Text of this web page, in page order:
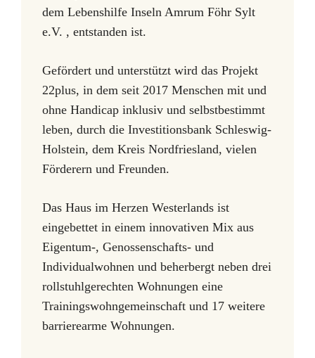
dem Lebenshilfe Inseln Amrum Föhr Sylt
e.V. , entstanden ist.
Gefördert und unterstützt wird das Projekt
22plus, in dem seit 2017 Menschen mit und
ohne Handicap inklusiv und selbstbestimmt
leben, durch die Investitionsbank Schleswig-
Holstein, dem Kreis Nordfriesland, vielen
Förderern und Freunden.
Das Haus im Herzen Westerlands ist
eingebettet in einem innovativen Mix aus
Eigentum-, Genossenschafts- und
Individualwohnen und beherbergt neben drei
rollstuhlgerechten Wohnungen eine
Trainingswohngemeinschaft und 17 weitere
barrierearme Wohnungen.